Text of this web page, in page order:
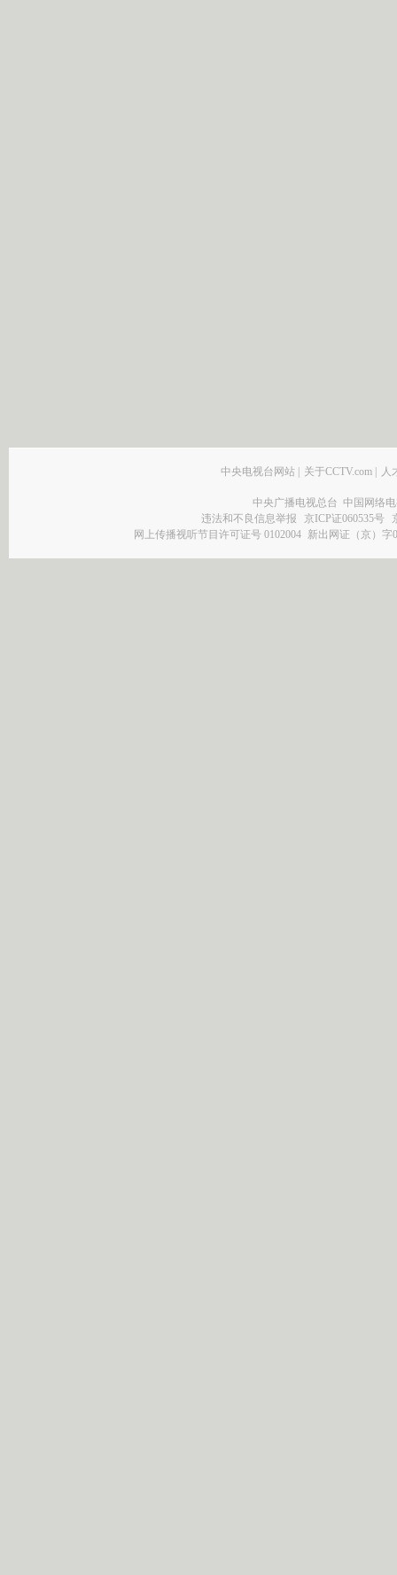
中央电视台网站 | 关于CCTV.com | 人
中央广播电视总台 中国网络
违法和不良信息举报
京ICP证060535号
网上传播视听节目许可证号 0102004 新出网证（京）